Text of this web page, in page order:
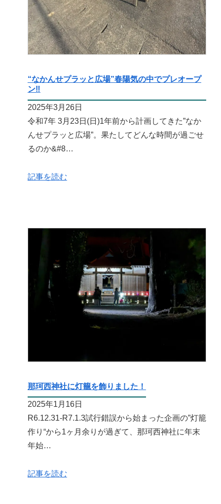
“なかんせプラッと広場”春陽気の中でプレオープ
ン‼️
2025年3月26日
令和7年 3月23日(日)1年前から計画してきた”なか
んせプラッと広場”。果たしてどんな時間が過ごせ
るのか&#8…
記事を読む
那珂西神社に灯籠を飾りました！
2025年1月16日
R6.12.31-R7.1.3試行錯誤から始まった企画の”灯籠
作り“から1ヶ月余りが過ぎて、那珂西神社に年末
年始…
記事を読む